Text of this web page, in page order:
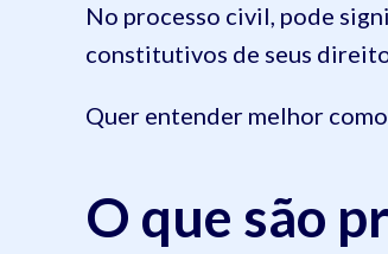
No processo civil, pode
constitutivos de seus
Quer entender melhor
O que são